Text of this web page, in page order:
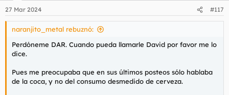
e
s
27 Mar 2024 #117
naranjito_metal rebuznó:
Perdóneme DAR. Cuando pueda llamarle David por favor me lo
dice.
Pues me preocupaba que en sus últimos posteos sólo hablaba
de la coca, y no del consumo desmedido de cerveza.